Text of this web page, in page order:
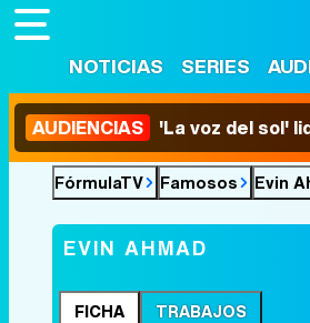
NOTICIAS SERIES
AUDIENCIAS 'La voz del sol'
FórmulaTV Famosos Evin
EVIN AHMAD
FICHA TRABAJOS